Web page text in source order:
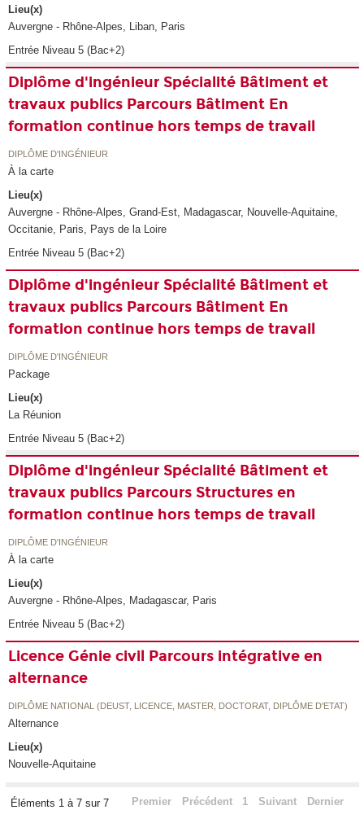
Lieu(x)
Auvergne - Rhône-Alpes, Liban, Paris
Entrée Niveau 5 (Bac+2)
Diplôme d'ingénieur Spécialité Bâtiment et
travaux publics Parcours Bâtiment En
formation continue hors temps de travail
DIPLÔME D'INGÉNIEUR
À la carte
Lieu(x)
Auvergne - Rhône-Alpes, Grand-Est, Madagascar, Nouvelle-Aquitaine,
Occitanie, Paris, Pays de la Loire
Entrée Niveau 5 (Bac+2)
Diplôme d'ingénieur Spécialité Bâtiment et
travaux publics Parcours Bâtiment En
formation continue hors temps de travail
DIPLÔME D'INGÉNIEUR
Package
Lieu(x)
La Réunion
Entrée Niveau 5 (Bac+2)
Diplôme d'ingénieur Spécialité Bâtiment et
travaux publics Parcours Structures en
formation continue hors temps de travail
DIPLÔME D'INGÉNIEUR
À la carte
Lieu(x)
Auvergne - Rhône-Alpes, Madagascar, Paris
Entrée Niveau 5 (Bac+2)
Licence Génie civil Parcours intégrative en
alternance
DIPLÔME NATIONAL (DEUST, LICENCE, MASTER, DOCTORAT, DIPLÔME D'ETAT)
Alternance
Lieu(x)
Nouvelle-Aquitaine
Éléments 1 à 7 sur 7 Premier Précédent 1 Suivant Dernier